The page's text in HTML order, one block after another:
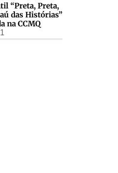
“Preta, Preta,
das Histórias”
na CCMQ